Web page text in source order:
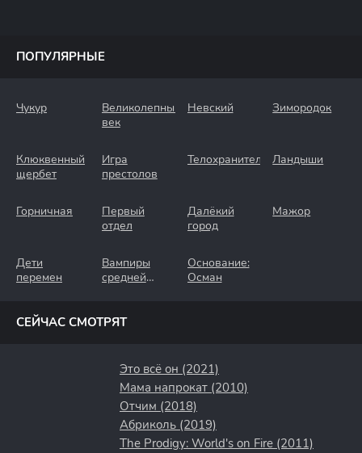
ПОПУЛЯРНЫЕ
Чукур
Великолепный
век
Невский Зимородок
Клюквенный
щербет
Игра
престолов
Телохранители Ландыши
Горничная
Первый
отдел
Далёкий
город
Мажор
Дети
перемен
Вампиры
средней
Основание:
Осман
СЕЙЧАС СМОТРЯТ
Это всё он (2021)
Мама напрокат (2010)
Отчим (2018)
Абриколь (2019)
The Prodigy: World's on Fire (2011)